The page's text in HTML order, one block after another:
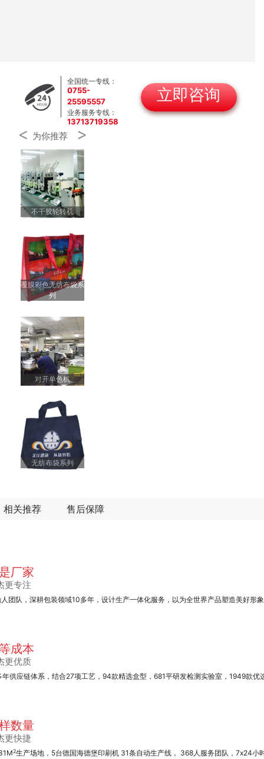
全国统一专线：
0755-
25595557
业务服务专线：
13713719358
立即咨询
< 为你推荐 >
不干胶轮转机
覆膜彩色无纺布袋系
列
对开单色机
覆膜彩色无纺布袋系
无纺布袋系列
相关推荐 售后保障
厂家
更专注
团队，深耕包装领域10多年，设计生产一体化服务，以为全世界产品塑造美好形
成本
更优质
年供应链体系，结合27项工艺，94款精选盒型，681平研发检测实验室，1949款优
数量
更快捷
2生产场地，5台德国海德堡印刷机 31条自动生产线， 368人服务团队，7x24小